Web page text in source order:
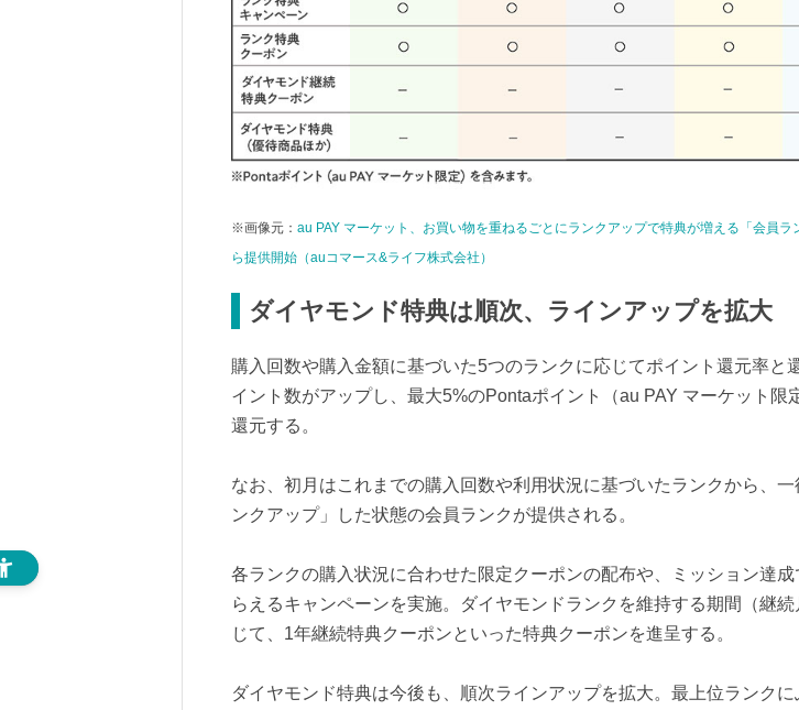
※画像元： au PAY マーケット、お買い物を重ねるごとにランクアップで特典が増える「会員ラ
ら提供開始（auコマース&ライフ株式会社）
ダイヤモンド特典は順次、ラインアップを拡大
購入回数や購入金額に基づいた5つのランクに応じてポイント還元率と
イント数がアップし、最大5%のPontaポイント（au PAY マーケット限
還元する。
なお、初月はこれまでの購入回数や利用状況に基づいたランクから、一
ンクアップ」した状態の会員ランクが提供される。
各ランクの購入状況に合わせた限定クーポンの配布や、ミッション達成
らえるキャンペーンを実施。ダイヤモンドランクを維持する期間（継
じて、1年継続特典クーポンといった特典クーポンを進呈する。
ダイヤモンド特典は今後も、順次ラインアップを拡大。最上位ランクに